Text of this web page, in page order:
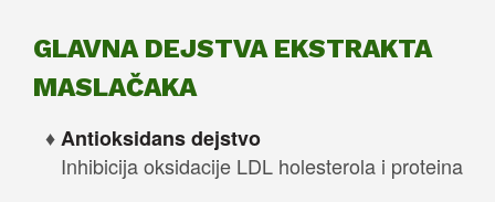
GLAVNA DEJSTVA EKSTRAKTA
MASLAČAKA
Antioksidans dejstvo
Inhibicija oksidacije LDL holesterola i proteina